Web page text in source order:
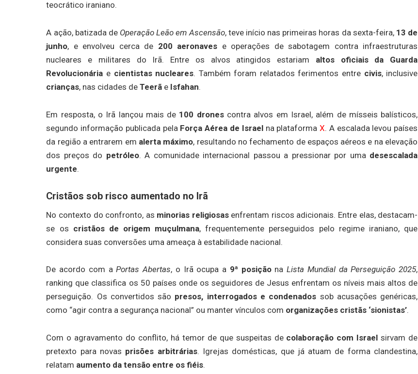
teocrático iraniano.
A ação, batizada de Operação Leão em Ascensão, teve início nas primeiras horas da sexta-feira, 13 de
junho, e envolveu cerca de 200 aeronaves e operações de sabotagem contra infraestruturas
nucleares e militares do Irã. Entre os alvos atingidos estariam altos oficiais da Guarda
Revolucionária e cientistas nucleares. Também foram relatados ferimentos entre civis, inclusive
crianças, nas cidades deTeerã e Isfahan.
Em resposta, o Irã lançou mais de 100 dronescontra alvos em Israel, além de mísseis balísticos,
segundo informação publicada pela Força Aérea de Israelna plataformaX. A escalada levou países
da região a entrarem em alerta máximo, resultando no fechamento de espaços aéreos e na elevação
dos preços do petróleo. A comunidade internacional passou a pressionar por uma desescalada
urgente.
Cristãos sob risco aumentado no Irã
No contexto do confronto, as minorias religiosasenfrentam riscos adicionais. Entre elas, destacam-
se os cristãos de origem muçulmana, frequentemente perseguidos pelo regime iraniano, que
considera suas conversões uma ameaça à estabilidade nacional.
De acordo com aPortas Abertas, o Irã ocupa a 9ª posiçãonaLista Mundial da Perseguição 2025,
ranking que classifica os 50 países onde os seguidores de Jesus enfrentam os níveis mais altos de
perseguição. Os convertidos são presos, interrogados e condenados sob acusações genéricas,
como “agir contra a segurança nacional” ou manter vínculos com organizações cristãs ‘sionistas’.
Com o agravamento do conflito, há temor de que suspeitas de colaboração com Israel sirvam de
pretexto para novas prisões arbitrárias. Igrejas domésticas, que já atuam de forma clandestina,
relatam aumento da tensão entre os fiéis.